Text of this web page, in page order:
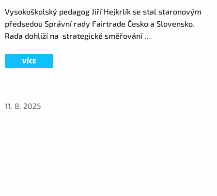
Vysokoškolský pedagog Jiří Hejkrlík se stal staronovým
předsedou Správní rady Fairtrade Česko a Slovensko.
Rada dohlíží na strategické směřování …
VÍCE
11. 8. 2025